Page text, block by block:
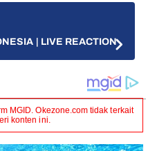
| LIVE REACTION